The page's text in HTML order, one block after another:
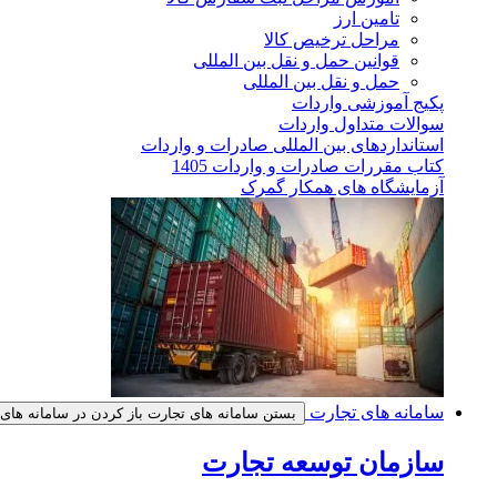
تامین ارز
مراحل ترخیص کالا
قوانین حمل و نقل بین المللی
حمل و نقل بین المللی
پکیج آموزشی واردات
سوالات متداول واردات
استانداردهای بین المللی صادرات و واردات
کتاب مقررات صادرات و واردات 1405
آزمایشگاه های همکار گمرک
سامانه های تجارت بستن سامانه های تجارت باز کردن در سامانه
سازمان توسعه تجارت